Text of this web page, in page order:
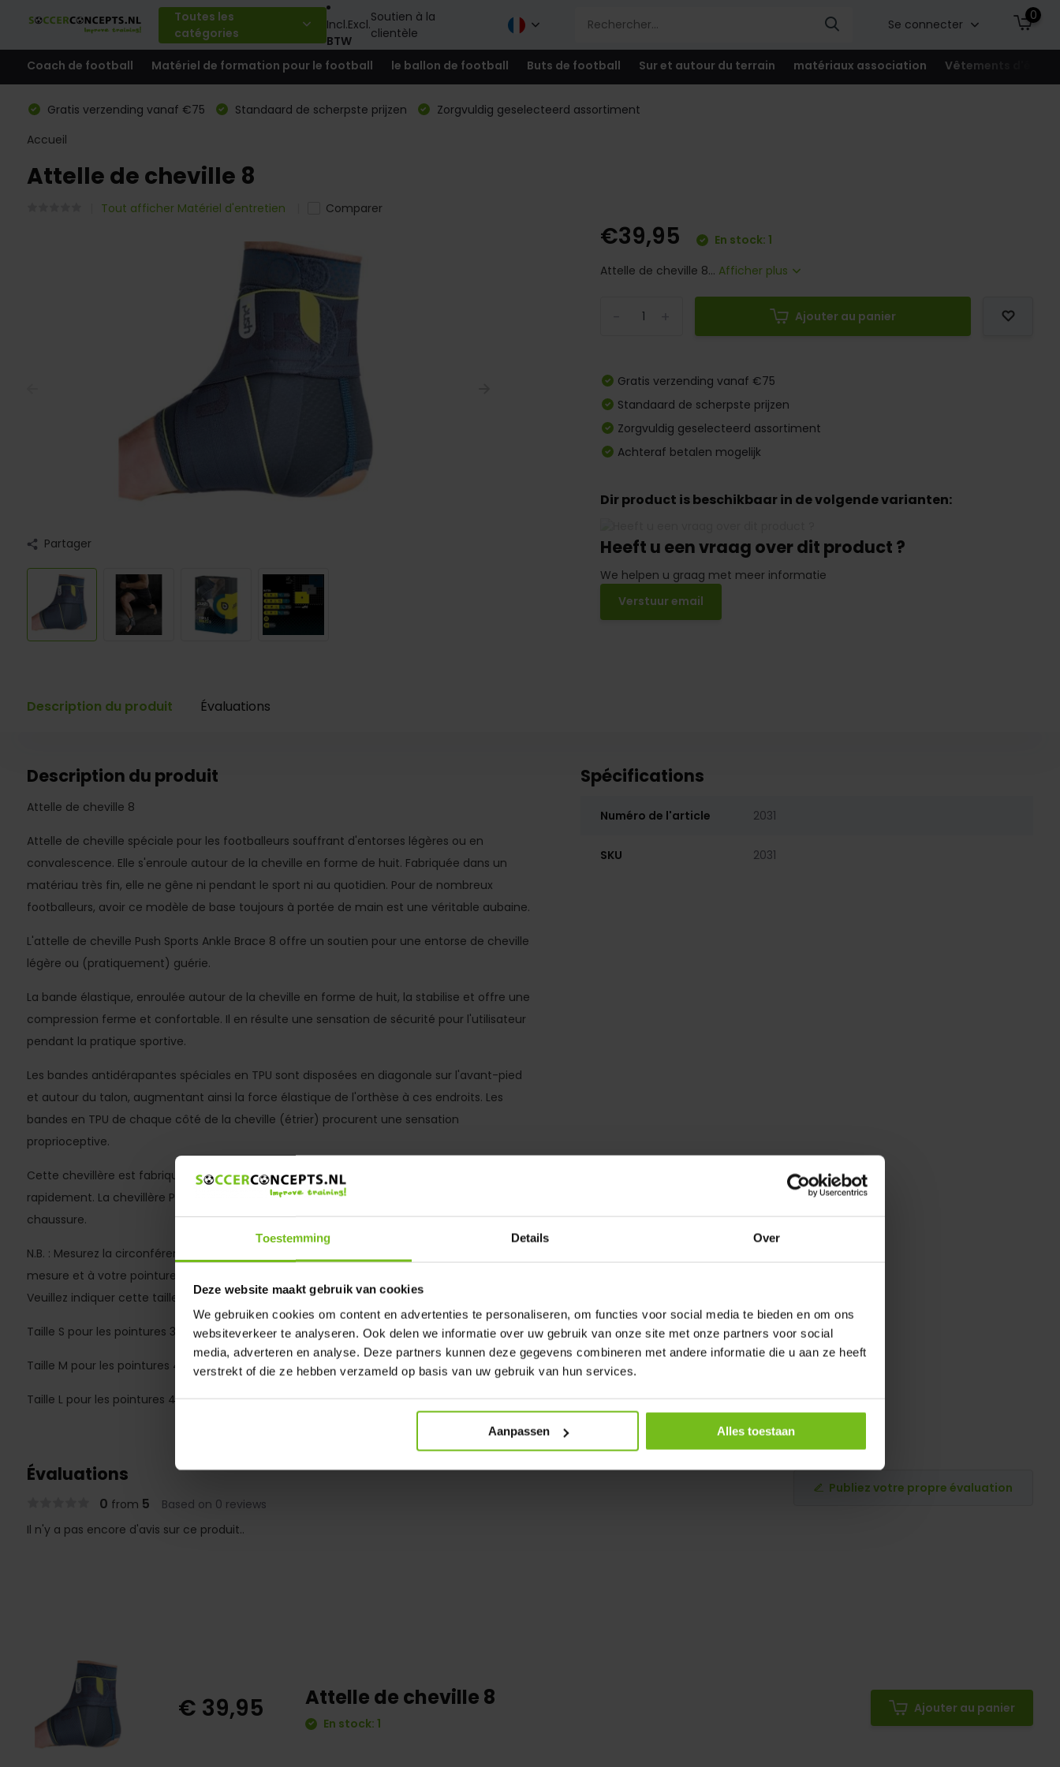
Toestemming Details Over
Deze website maakt gebruik van cookies
We gebruiken cookies om content en advertenties te personaliseren, om functies voor social media te bieden en om ons
websiteverkeer te analyseren. Ook delen we informatie over uw gebruik van onze site met onze partners voor social
media, adverteren en analyse. Deze partners kunnen deze gegevens combineren met andere informatie die u aan ze heeft
verstrekt of die ze hebben verzameld op basis van uw gebruik van hun services.
Aanpassen Alles toestaan
Toutes les
catégories
Incl.Excl.
BTW
Soutien à la
clientèle
Se connecter
0
Coach de football Matériel de formation pour le football le ballon de football Buts de football Sur et autour du terrain matériaux association Vêtements
Gratis verzending vanaf €75 Standaard de scherpste prijzen
Zorgvuldig geselecteerd assortiment
Accueil
Attelle de cheville 8
Tout afficher Matériel d'entretien Comparer
Partager
€39,95
En stock: 1
Attelle de cheville 8... Afficher plus
Ajouter au panier
Gratis verzending vanaf €75
Standaard de scherpste prijzen
Zorgvuldig geselecteerd assortiment
Achteraf betalen mogelijk
Dir product is beschikbaar in de volgende varianten:
Heeft u een vraag over dit product ?
We helpen u graag met meer informatie
Verstuur email
Description du produit Évaluations
Description du produit
Attelle de cheville 8
Attelle de cheville spéciale pour les footballeurs souffrant d'entorses légères ou en
convalescence. Elle s'enroule autour de la cheville en forme de huit. Fabriquée dans un
matériau très fin, elle ne gêne ni pendant le sport ni au quotidien. Pour de nombreux
footballeurs, avoir ce modèle de base toujours à portée de main est une véritable aubaine.
L'attelle de cheville Push Sports Ankle Brace 8 offre un soutien pour une entorse de cheville
légère ou (pratiquement) guérie.
La bande élastique, enroulée autour de la cheville en forme de huit, la stabilise et offre une
compression ferme et confortable. Il en résulte une sensation de sécurité pour l'utilisateur
pendant la pratique sportive.
Les bandes antidérapantes spéciales en TPU sont disposées en diagonale sur l'avant-pied
et autour du talon, augmentant ainsi la force élastique de l'orthèse à ces endroits. Les
bandes en TPU de chaque côté de la cheville (étrier) procurent une sensation
proprioceptive.
Cette chevillère est fabriquée dans un matériau très fin et respirant qui sèche
rapidement. La chevillère Push Sports Ankle Brace 8 peut également être utilisée sans
chaussure.
N.B. : Mesurez la circonférence de votre pied juste après la cheville, en cm. Grâce à cette
mesure et à votre pointure, vous choisirez toujours la taille d’orthèse adaptée (S, M ou L).
Veuillez indiquer cette taille et préciser s’il s’agit de votre pied gauche ou droit.
Taille S pour les pointures 37 à 42 et un tour de pied de 20 à 22,5 cm
Taille M pour les pointures 40 à 45 et un tour de pied de 22,5 cm à 25,5 cm.
Taille L pour les pointures 43 à 47 et un tour de pied de 25,5 cm à 28,5 cm.
Spécifications
Numéro de l'article 2031
SKU 2031
Évaluations
0 from 5 Based on 0 reviews
Publiez votre propre évaluation
Il n'y a pas encore d'avis sur ce produit..
€ 39,95 Attelle de cheville 8
En stock: 1
Ajouter au panier